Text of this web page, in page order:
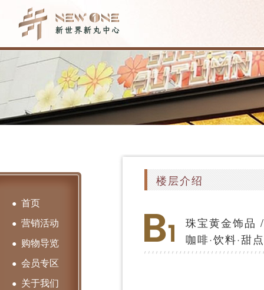
● 首页
● 营销活动
● 购物导览
● 会员专区
● 关于我们
楼层介绍
珠宝黄金饰
咖啡·饮料·甜